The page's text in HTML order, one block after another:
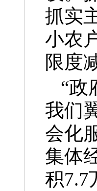
抓实
小农
限度
“政
我们
会化
集体
积7.7